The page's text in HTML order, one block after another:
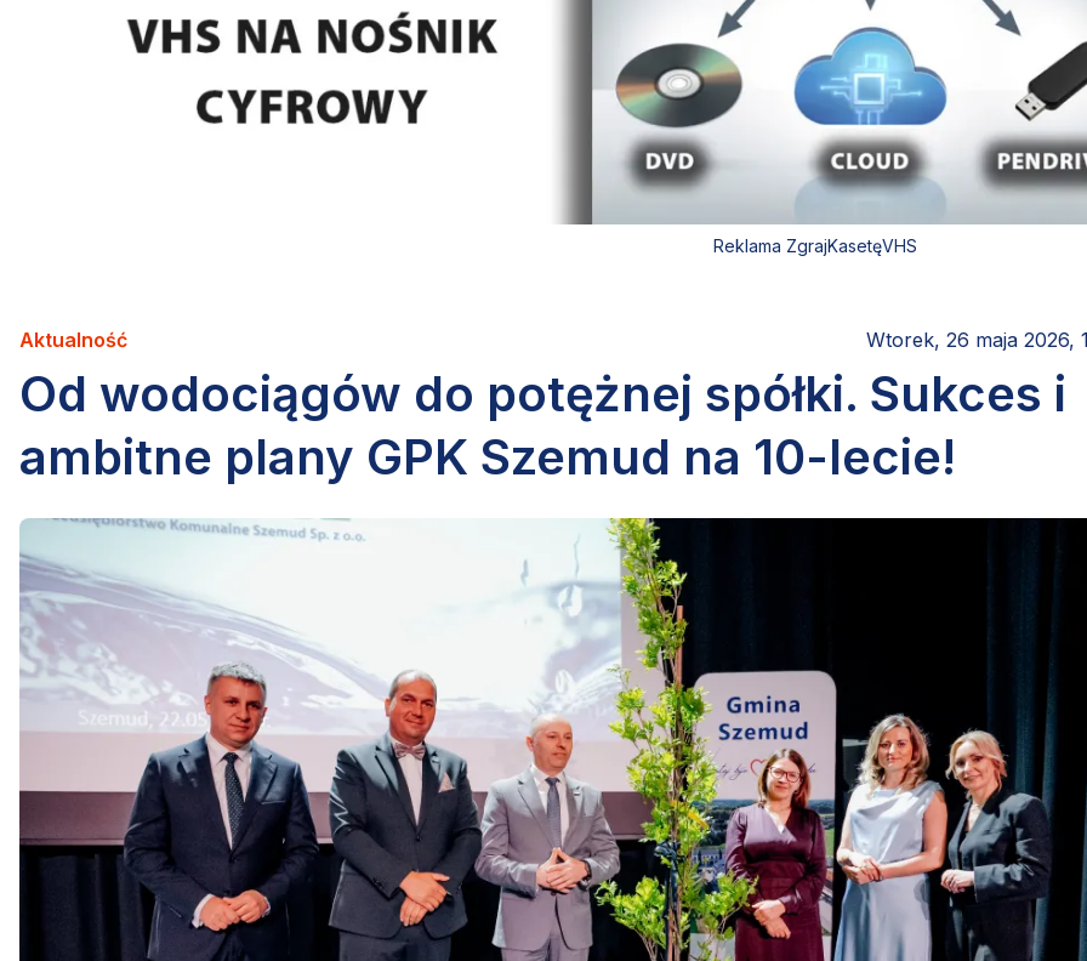
Reklama ZgrajKasetęVHS
Aktualność Wtorek, 26 maja 2026,
Od wodociągów do potężnej spółki. Sukces i
ambitne plany GPK Szemud na 10-lecie!